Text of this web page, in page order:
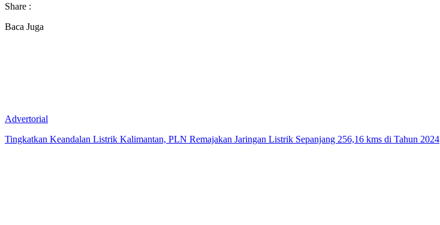
Share :
Baca Juga
Advertorial
Tingkatkan Keandalan Listrik Kalimantan, PLN Remajakan Jaringan Listrik Sepanjang 256,16 kms di Tahun 2024